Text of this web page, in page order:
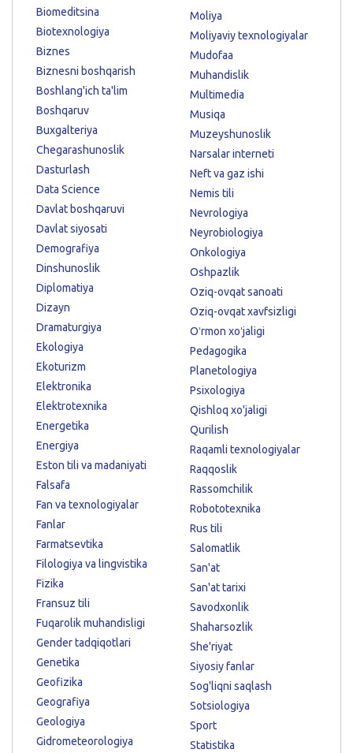
Biomeditsina
Biotexnologiya
Biznes
Biznesni boshqarish
Boshlang'ich ta'lim
Boshqaruv
Buxgalteriya
Chegarashunoslik
Dasturlash
Data Science
Davlat boshqaruvi
Davlat siyosati
Demografiya
Dinshunoslik
Diplomatiya
Dizayn
Dramaturgiya
Ekologiya
Ekoturizm
Elektronika
Elektrotexnika
Energetika
Energiya
Eston tili va madaniyati
Falsafa
Fan va texnologiyalar
Fanlar
Farmatsevtika
Filologiya va lingvistika
Fizika
Fransuz tili
Fuqarolik muhandisligi
Gender tadqiqotlari
Genetika
Geofizika
Geografiya
Geologiya
Gidrometeorologiya
Moliya
Moliyaviy texnologiyalar
Mudofaa
Muhandislik
Multimedia
Musiqa
Muzeyshunoslik
Narsalar interneti
Neft va gaz ishi
Nemis tili
Nevrologiya
Neyrobiologiya
Onkologiya
Oshpazlik
Oziq-ovqat sanoati
Oziq-ovqat xavfsizligi
Oʻrmon xoʻjaligi
Pedagogika
Planetologiya
Psixologiya
Qishloq xo'jaligi
Qurilish
Raqamli texnologiyalar
Raqqoslik
Rassomchilik
Robototexnika
Rus tili
Salomatlik
San'at
San'at tarixi
Savodxonlik
Shaharsozlik
She'riyat
Siyosiy fanlar
Sog'liqni saqlash
Sotsiologiya
Sport
Statistika